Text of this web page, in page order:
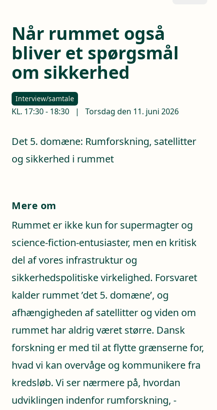
Når rummet også
bliver et spørgsmål
om sikkerhed
Interview/samtale
KL. 17:30- 18:30 | Torsdag den 11. juni 2026
Det 5. domæne: Rumforskning, satellitter
og sikkerhed i rummet
Mere om
Rummet er ikke kun for supermagter og
science-fiction-entusiaster, men en kritisk
del af vores infrastruktur og
sikkerhedspolitiske virkelighed. Forsvaret
kalder rummet ’det 5. domæne’, og
afhængigheden af satellitter og viden om
rummet har aldrig været større. Dansk
forskning er med til at flytte grænserne for,
hvad vi kan overvåge og kommunikere fra
kredsløb. Vi ser nærmere på, hvordan
udviklingen indenfor rumforskning, -